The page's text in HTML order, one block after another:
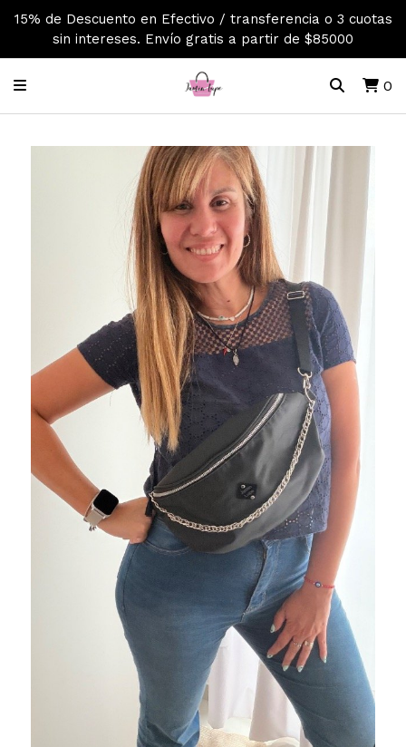
15% de Descuento en Efectivo / transferencia o 3 cuotas
sin intereses. Envío gratis a partir de $85000
0